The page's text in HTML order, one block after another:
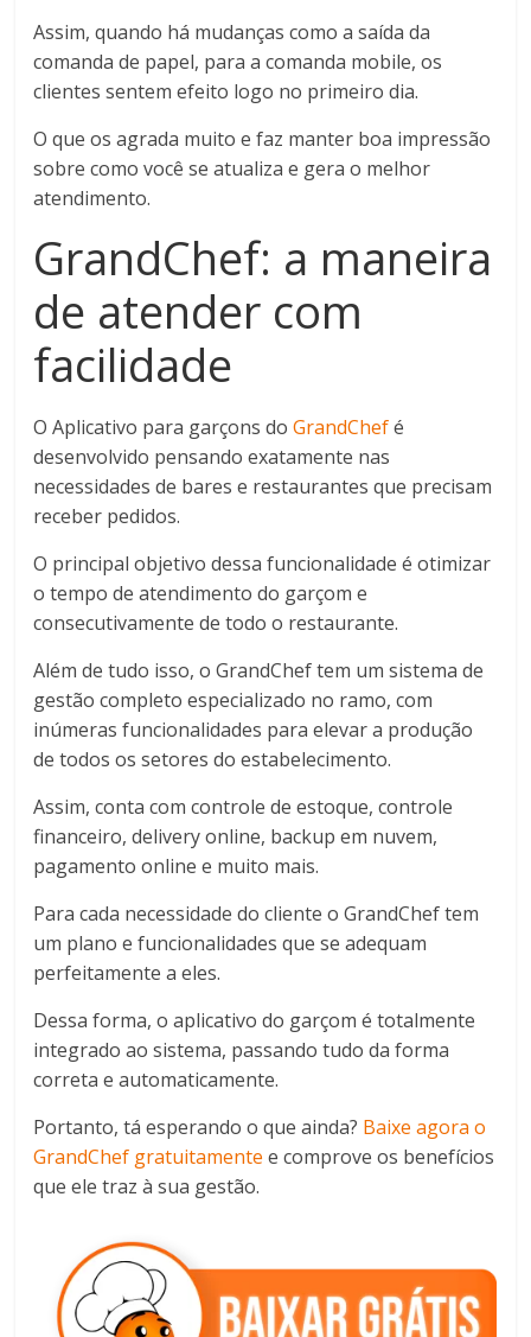
Assim, quando há mudanças como a saída da
comanda de papel, para a comanda mobile, os
clientes sentem efeito logo no primeiro dia.
O que os agrada muito e faz manter boa impressão
sobre como você se atualiza e gera o melhor
atendimento.
GrandChef: a maneira
de atender com
facilidade
O Aplicativo para garçons doGrandChefé
desenvolvido pensando exatamente nas
necessidades de bares e restaurantes que precisam
receber pedidos.
O principal objetivo dessa funcionalidade é otimizar
o tempo de atendimento do garçom e
consecutivamente de todo o restaurante.
Além de tudo isso, o GrandChef tem um sistema de
gestão completo especializado no ramo, com
inúmeras funcionalidades para elevar a produção
de todos os setores do estabelecimento.
Assim, conta com controle de estoque, controle
financeiro, delivery online, backup em nuvem,
pagamento online e muito mais.
Para cada necessidade do cliente o GrandChef tem
um plano e funcionalidades que se adequam
perfeitamente a eles.
Dessa forma, o aplicativo do garçom é totalmente
integrado ao sistema, passando tudo da forma
correta e automaticamente.
Portanto, tá esperando o que ainda? Baixe agora o
GrandChef gratuitamente e comprove os benefícios
que ele traz à sua gestão.